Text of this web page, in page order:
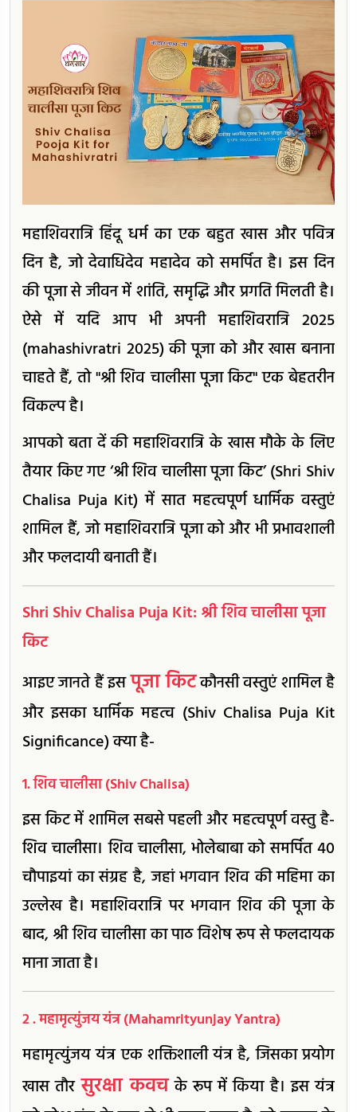
महाशिवरात्रि हिंदू धर्म का एक बहुत खास और पवित्र
दिन है, जो देवाधिदेव महादेव को समर्पित है। इस दिन
की पूजा से जीवन में शांति, समृद्धि और प्रगति मिलती है।
ऐसे में यदि आप भी अपनी महाशिवरात्रि 2025
(mahashivratri 2025) की पूजा को और खास बनाना
चाहते हैं, तो "श्री शिव चालीसा पूजा किट" एक बेहतरीन
विकल्प है।
आपको बता दें की महाशिवरात्रि के खास मौके के लिए
तैयार किए गए ‘श्री शिव चालीसा पूजा किट’ (Shri Shiv
Chalisa Puja Kit) में सात महत्वपूर्ण धार्मिक वस्तुएं
शामिल हैं, जो महाशिवरात्रि पूजा को और भी प्रभावशाली
और फलदायी बनाती हैं।
Shri Shiv Chalisa Puja Kit: श्री शिव चालीसा पूजा
किट
आइए जानते हैं इसपूजा किटकौनसी वस्तुएं शामिल है
और इसका धार्मिक महत्व (Shiv Chalisa Puja Kit
Significance) क्या है-
1. शिव चालीसा (Shiv Chalisa)
इस किट में शामिल सबसे पहली और महत्वपूर्ण वस्तु है-
शिव चालीसा। शिव चालीसा, भोलेबाबा को समर्पित 40
चौपाइयां का संग्रह है, जहां भगवान शिव की महिमा का
उल्लेख है। महाशिवरात्रि पर भगवान शिव की पूजा के
बाद, श्री शिव चालीसा का पाठ विशेष रूप से फलदायक
माना जाता है।
2 . महामृत्युंजय यंत्र (Mahamrityunjay Yantra)
महामृत्युंजय यंत्र एक शक्तिशाली यंत्र है, जिसका प्रयोग
खास तौरसुरक्षा कवचके रूप में किया है। इस यंत्र